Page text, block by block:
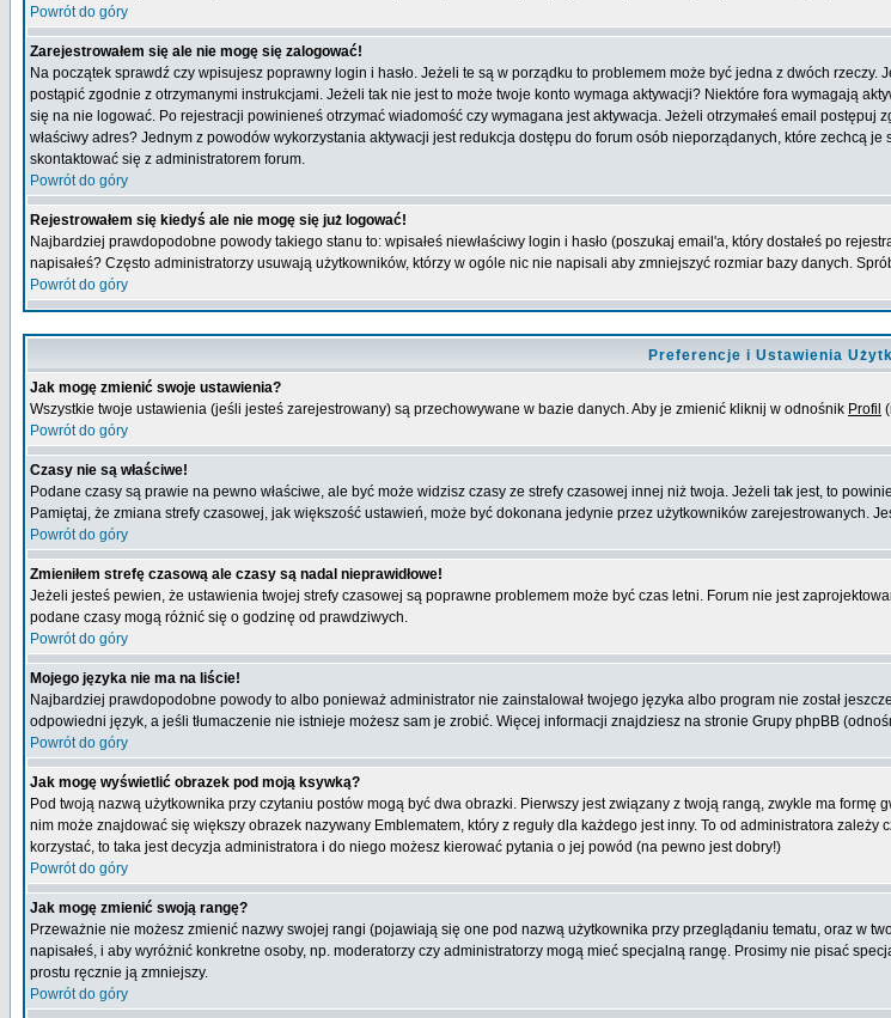
Powrót do góry
Zarejestrowałem się ale nie mogę się zalogować!
Na początek sprawdź czy wpisujesz poprawny login i hasło. Jeżeli te są w porządku to problemem może być jedna z dwóch rzeczy.
postąpić zgodnie z otrzymanymi instrukcjami. Jeżeli tak nie jest to może twoje konto wymaga aktywacji? Niektóre fora wymagają
się na nie logować. Po rejestracji powinieneś otrzymać wiadomość czy wymagana jest aktywacja. Jeżeli otrzymałeś email postępuj
właściwy adres? Jednym z powodów wykorzystania aktywacji jest redukcja dostępu do forum osób nieporządanych, które zechcą
skontaktować się z administratorem forum.
Powrót do góry
Rejestrowałem się kiedyś ale nie mogę się już logować!
Najbardziej prawdopodobne powody takiego stanu to: wpisałeś niewłaściwy login i hasło (poszukaj email'a, który dostałeś po
napisałeś? Często administratorzy usuwają użytkowników, którzy w ogóle nic nie napisali aby zmniejszyć rozmiar bazy danych.
Powrót do góry
Preferencje i Ustawienia
Jak mogę zmienić swoje ustawienia?
Wszystkie twoje ustawienia (jeśli jesteś zarejestrowany) są przechowywane w bazie danych. Aby je zmienić kliknij w odnośnik Profil
Powrót do góry
Czasy nie są właściwe!
Podane czasy są prawie na pewno właściwe, ale być może widzisz czasy ze strefy czasowej innej niż twoja. Jeżeli tak jest, to
Pamiętaj, że zmiana strefy czasowej, jak większość ustawień, może być dokonana jedynie przez użytkowników zarejestrowanych.
Powrót do góry
Zmieniłem strefę czasową ale czasy są nadal nieprawidłowe!
Jeżeli jesteś pewien, że ustawienia twojej strefy czasowej są poprawne problemem może być czas letni. Forum nie jest
podane czasy mogą różnić się o godzinę od prawdziwych.
Powrót do góry
Mojego języka nie ma na liście!
Najbardziej prawdopodobne powody to albo ponieważ administrator nie zainstalował twojego języka albo program nie został
odpowiedni język, a jeśli tłumaczenie nie istnieje możesz sam je zrobić. Więcej informacji znajdziesz na stronie Grupy phpBB
Powrót do góry
Jak mogę wyświetlić obrazek pod moją ksywką?
Pod twoją nazwą użytkownika przy czytaniu postów mogą być dwa obrazki. Pierwszy jest związany z twoją rangą, zwykle ma
nim może znajdować się większy obrazek nazywany Emblematem, który z reguły dla każdego jest inny. To od administratora
korzystać, to taka jest decyzja administratora i do niego możesz kierować pytania o jej powód (na pewno jest dobry!)
Powrót do góry
Jak mogę zmienić swoją rangę?
Przeważnie nie możesz zmienić nazwy swojej rangi (pojawiają się one pod nazwą użytkownika przy przeglądaniu tematu, oraz w
napisałeś, i aby wyróżnić konkretne osoby, np. moderatorzy czy administratorzy mogą mieć specjalną rangę. Prosimy nie pisać
prostu ręcznie ją zmniejszy.
Powrót do góry